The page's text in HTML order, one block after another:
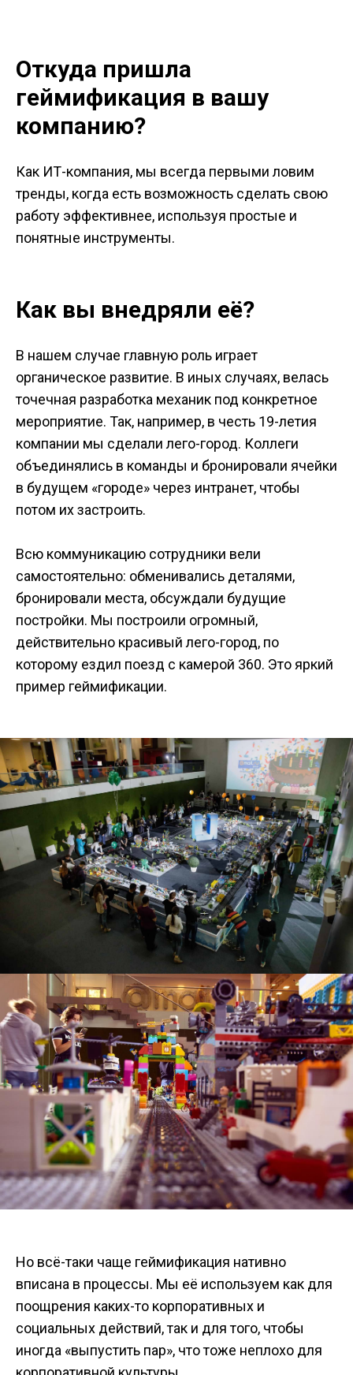
Откуда пришла
геймификация в вашу
компанию?
Как ИТ-компания, мы всегда первыми ловим
тренды, когда есть возможность сделать свою
работу эффективнее, используя простые и
понятные инструменты.
Как вы внедряли её?
В нашем случае главную роль играет
органическое развитие. В иных случаях, велась
точечная разработка механик под конкретное
мероприятие. Так, например, в честь 19-летия
компании мы сделали лего-город. Коллеги
объединялись в команды и бронировали ячейки
в будущем «городе» через интранет, чтобы
потом их застроить.
Всю коммуникацию сотрудники вели
самостоятельно: обменивались деталями,
бронировали места, обсуждали будущие
постройки. Мы построили огромный,
действительно красивый лего-город, по
которому ездил поезд с камерой 360. Это яркий
пример геймификации.
Но всё-таки чаще геймификация нативно
вписана в процессы. Мы её используем как для
поощрения каких-то корпоративных и
социальных действий, так и для того, чтобы
иногда «выпустить пар», что тоже неплохо для